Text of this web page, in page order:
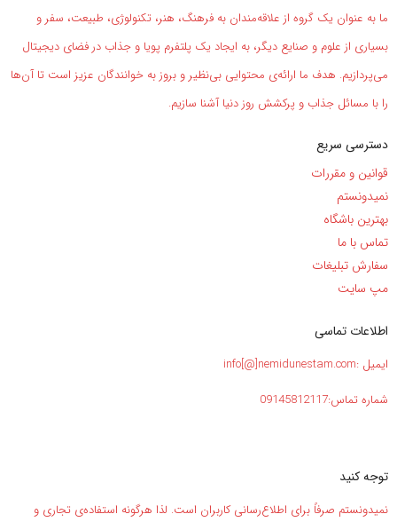
ما به عنوان یک گروه از علاقه‌مندان به فرهنگ، هنر، تکنولوژی، طبیعت، سفر و
بسیاری از علوم و صنایع دیگر، به ایجاد یک پلتفرم پویا و جذاب در فضای دیجیتال
می‌پردازیم. هدف ما ارائه‌ی محتوایی بی‌نظیر و بروز به خوانندگان عزیز است تا آن‌ها
را با مسائل جذاب و پرکشش روز دنیا آشنا سازیم.
دسترسی سریع
قوانین و مقررات
نمیدونستم
بهترین باشگاه
تماس با ما
سفارش تبلیغات
مپ سایت
اطلاعات تماسی
ایمیل :info[@]nemidunestam.com
شماره تماس:09145812117
توجه کنید
نمیدونستم صرفاً برای اطلاع‌رسانی کاربران است. لذا هرگونه استفاده‌ی تجاری و